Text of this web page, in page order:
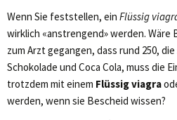
Wenn Sie feststellen, ein Flüssig
wirklich «anstrengend» werden. Wäre
zum Arzt gegangen, dass rund 250,
Schokolade und Coca Cola, muss die
trotzdem mit einem Flüssig viagra
werden, wenn sie Bescheid wissen?